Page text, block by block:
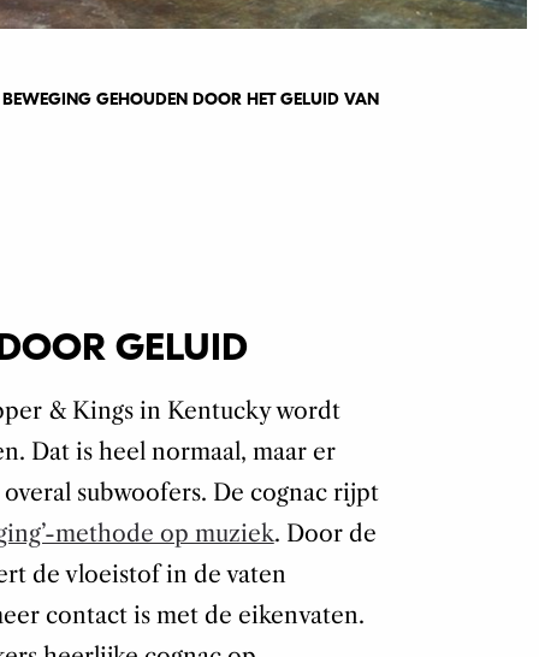
GEHOUDEN DOOR HET GELUID VAN
GELUID
& Kings in Kentucky wordt
Dat is heel normaal, maar er
subwoofers. De cognac rijpt
methode op muziek. Door de
de vloeistof in de vaten
contact is met de eikenvaten.